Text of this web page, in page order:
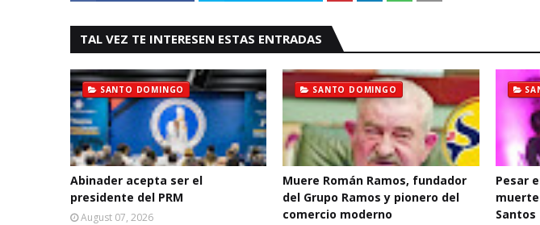
TAL VEZ TE INTERESEN ESTAS ENTRADAS
SANTO DOMINGO
Abinader acepta ser el
presidente del PRM
August 07, 2026
SANTO DOMINGO
Muere Román Ramos, fundador
del Grupo Ramos y pionero del
comercio moderno
Pesar
Santos